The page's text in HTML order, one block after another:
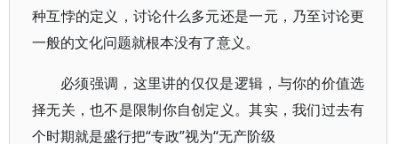
种互悖的定义，讨论什么多元还是一元，乃至讨论更
一般的文化问题就根本没有了意义。
必须强调，这里讲的仅仅是逻辑，与你的价值选
择无关，也不是限制你自创定义。其实，我们过去有
个时期就是盛行把“专政”视为“无产阶级